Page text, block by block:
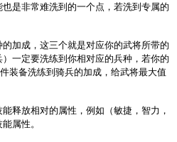
是非常难洗到的一个点，若洗到专属的
加成，这三个就是对应你的武将所带的
一定要洗练到你相对应的兵种，若你的
装备洗练到骑兵的加成，给武将最大值
释放相对的属性，例如（敏捷，智力，
属性。